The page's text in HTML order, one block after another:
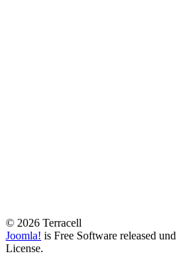
© 2026 Terracell
Joomla! is Free Software released
License.